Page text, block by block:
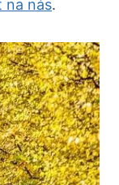
na nás.